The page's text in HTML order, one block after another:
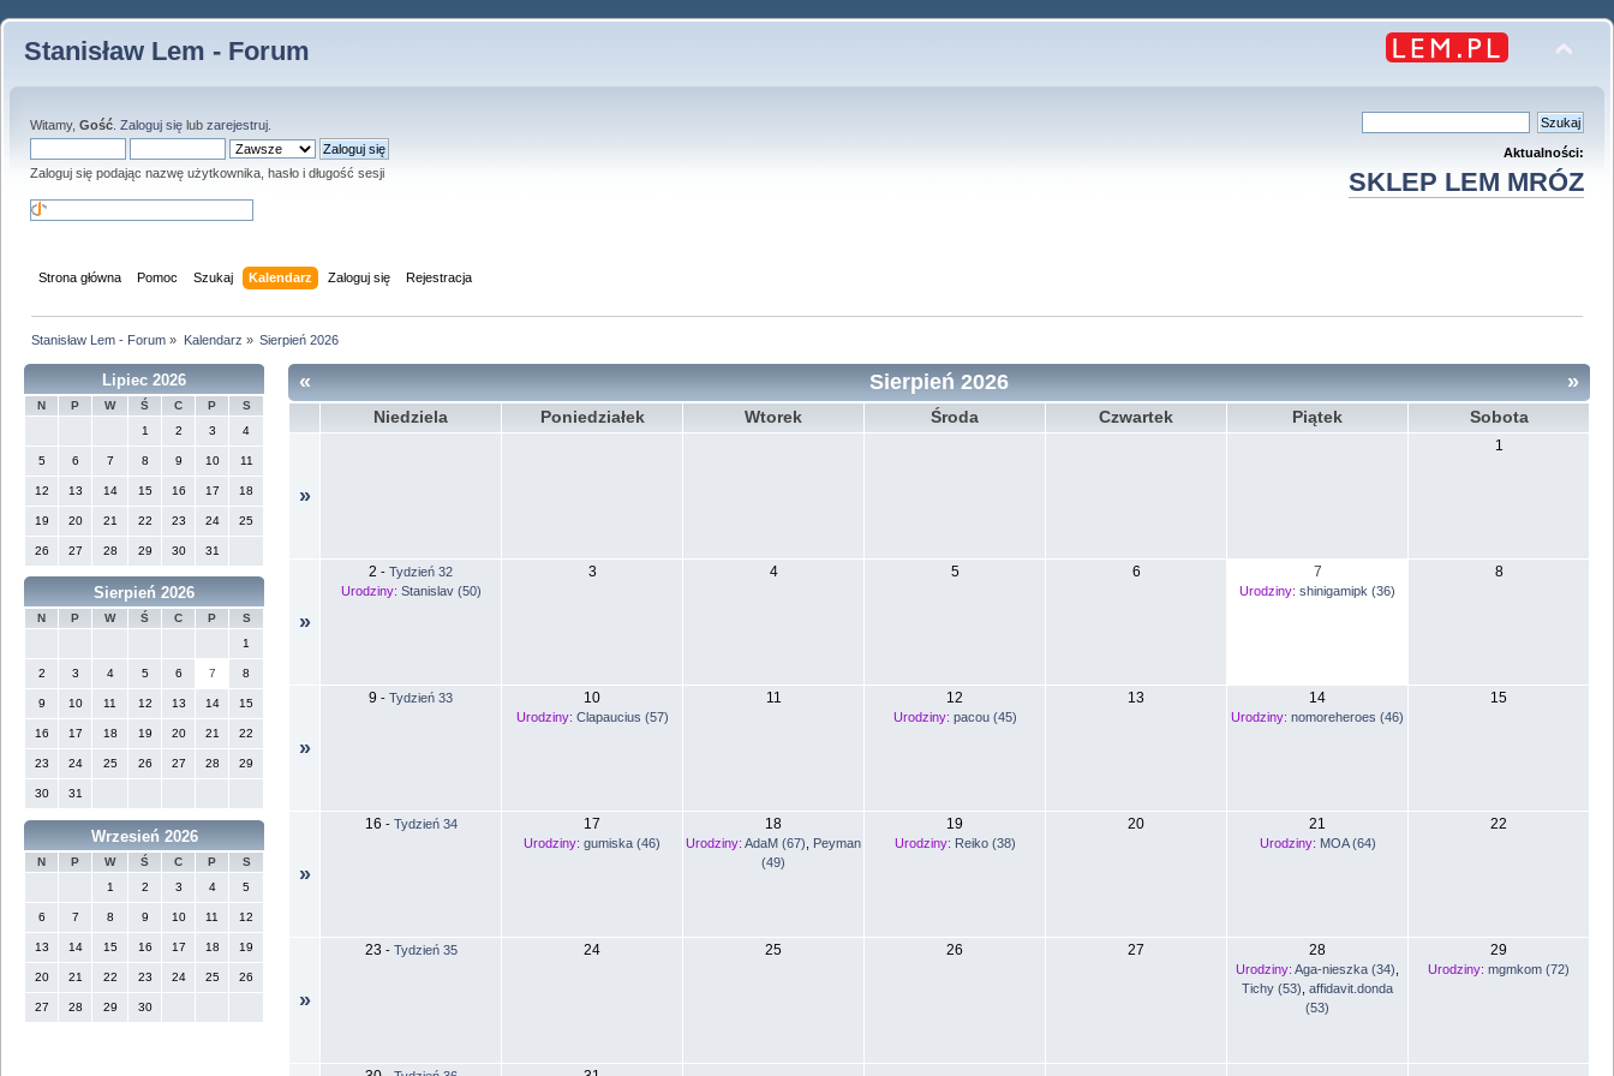
Stanisław Lem - Forum
Witamy, Gość Zaloguj się lub zarejestruj
Zaloguj się podając nazwę użytkownika, hasło i długość sesji
Aktualności:
SKLEP LEM MRÓZ
Strona główna Pomoc Szukaj Kalendarz Zaloguj się Rejestracja
Stanisław Lem - Forum » Kalendarz » Sierpień 2026
Lipiec 2026
N P W Ś C P
S
1
2 3 4
5 6 7 8 9 10 11
12 13 14 15 16 17 18
19 20 21 22 23 24 25
26 27 28 29 30 31
Sierpień 2026
N P W Ś C P
S
1
2 3 4 5 6 7 8
9 10 11 12 13 14 15
16 17 18 19 20 21 22
23 24 25 26 27 28 29
30 31
Wrzesień 2026
N P W Ś C P
S
1
2 3 4 5
6 7 8 9 10 11 12
13 14 15 16 17 18 19
20 21 22 23 24 25 26
27 28 29 30
« »
Sierpień 2026
Niedziela Poniedziałek Wtorek Środa Czwartek Piątek Sobota
»
1
»
2 - Tydzień 32
Urodziny: Stanislav (50)
3 4 5 6 7
Urodziny: shinigamipk (36)
8
»
9 - Tydzień 33 10
Urodziny: Clapaucius (57)
11 12
Urodziny: pacou (45)
13 14
Urodziny: nomoreheroes (46)
15
»
16 - Tydzień 34 17
Urodziny: gumiska (46)
18
Urodziny: AdaM (67)
Peyman
(49)
19
Urodziny: Reiko (38)
20 21
Urodziny: MOA (64)
22
»
23 - Tydzień 35 24 25 26 27 28
Urodziny: Aga-nieszka (34)
Tichy (53) affidavit.donda
(53)
29
Urodziny: mgmkom (72)